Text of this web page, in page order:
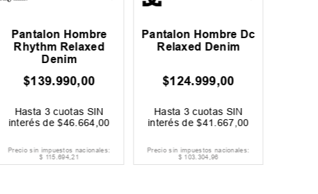
Pantalon Hombre
Rhythm Relaxed
Denim
$139.990,00
Hasta3 cuotas SIN
interés de$46.664,00
Precio sin impuestos nacionales:
$ 115.694,21
Pantalon Hombre Dc
Relaxed Denim
$124.999,00
Hasta3 cuotas SIN
interés de$41.667,00
Precio sin impuestos nacionales:
$ 103.304,96